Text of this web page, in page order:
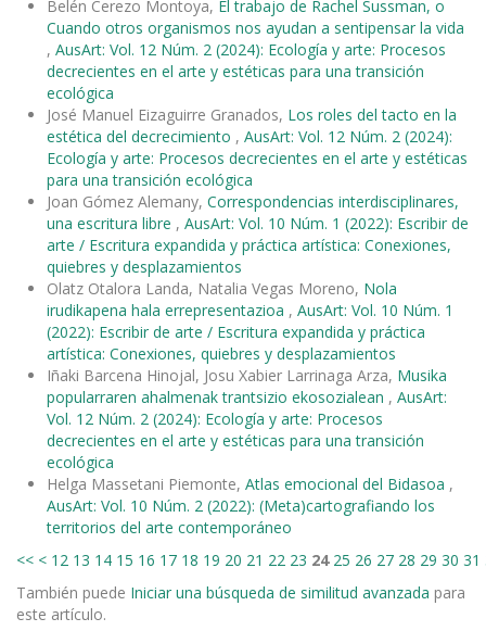
Belén Cerezo Montoya, El trabajo de Rachel Sussman, o
Cuando otros organismos nos ayudan a sentipensar la vida
, AusArt: Vol. 12 Núm. 2 (2024): Ecología y arte: Procesos
decrecientes en el arte y estéticas para una transición
ecológica
José Manuel Eizaguirre Granados, Los roles del tacto en la
estética del decrecimiento , AusArt: Vol. 12 Núm. 2 (2024):
Ecología y arte: Procesos decrecientes en el arte y estéticas
para una transición ecológica
Joan Gómez Alemany, Correspondencias interdisciplinares,
una escritura libre , AusArt: Vol. 10 Núm. 1 (2022): Escribir de
arte / Escritura expandida y práctica artística: Conexiones,
quiebres y desplazamientos
Olatz Otalora Landa, Natalia Vegas Moreno, Nola
irudikapena hala errepresentazioa , AusArt: Vol. 10 Núm. 1
(2022): Escribir de arte / Escritura expandida y práctica
artística: Conexiones, quiebres y desplazamientos
Iñaki Barcena Hinojal, Josu Xabier Larrinaga Arza, Musika
popularraren ahalmenak trantsizio ekosozialean , AusArt:
Vol. 12 Núm. 2 (2024): Ecología y arte: Procesos
decrecientes en el arte y estéticas para una transición
ecológica
Helga Massetani Piemonte, Atlas emocional del Bidasoa ,
AusArt: Vol. 10 Núm. 2 (2022): (Meta)cartografiando los
territorios del arte contemporáneo
<< < 12 13 14 15 16 17 18 19 20 21 22 23 24 25 26 27 28 29 30 31
También puede Iniciar una búsqueda de similitud avanzada para
este artículo.